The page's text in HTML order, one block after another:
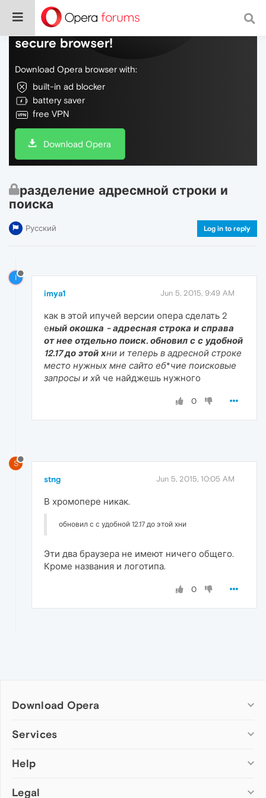
Do more on the web, with a fast and
secure browser!
Download Opera browser with:
built-in ad blocker
battery saver
free VPN
Download Opera
разделение адресмной строки и
поиска
Русский Log in to reply
I
imya1 Jun 5, 2015, 9:49 AM
как в этой ипучей версии опера сделать 2
еный окошка - адресная строка и справа
от нее отдельно поиск. обновил с с удобной
12.17 до этой хни и теперь в адресной строке
место нужных мне сайто еб*чие поисковые
запросы и хй че найджешь нужного
0
S
stng Jun 5, 2015, 10:05 AM
В хромопере никак.
обновил с с удобной 12.17 до этой хни
Эти два браузера не имеют ничего общего.
Кроме названия и логотипа.
0
Download Opera
Computer browsers
Opera for Mac
Opera beta version
Services
Add-ons
Wallpapers
Help
Help & support
Legal